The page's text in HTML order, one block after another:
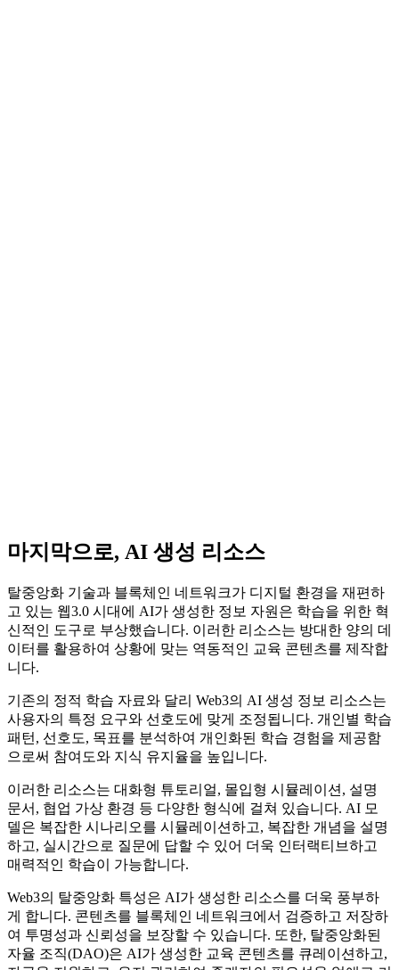
마지막으로, AI 생성 리소스
탈중앙화 기술과 블록체인 네트워크가 디지털 환경을 재편하
고 있는 웹3.0 시대에 AI가 생성한 정보 자원은 학습을 위한 혁
신적인 도구로 부상했습니다. 이러한 리소스는 방대한 양의 데
이터를 활용하여 상황에 맞는 역동적인 교육 콘텐츠를 제작합
니다.
기존의 정적 학습 자료와 달리 Web3의 AI 생성 정보 리소스는
사용자의 특정 요구와 선호도에 맞게 조정됩니다. 개인별 학습
패턴, 선호도, 목표를 분석하여 개인화된 학습 경험을 제공함
으로써 참여도와 지식 유지율을 높입니다.
이러한 리소스는 대화형 튜토리얼, 몰입형 시뮬레이션, 설명
문서, 협업 가상 환경 등 다양한 형식에 걸쳐 있습니다. AI 모
델은 복잡한 시나리오를 시뮬레이션하고, 복잡한 개념을 설명
하고, 실시간으로 질문에 답할 수 있어 더욱 인터랙티브하고
매력적인 학습이 가능합니다.
Web3의 탈중앙화 특성은 AI가 생성한 리소스를 더욱 풍부하
게 합니다. 콘텐츠를 블록체인 네트워크에서 검증하고 저장하
여 투명성과 신뢰성을 보장할 수 있습니다. 또한, 탈중앙화된
자율 조직(DAO)은 AI가 생성한 교육 콘텐츠를 큐레이션하고,